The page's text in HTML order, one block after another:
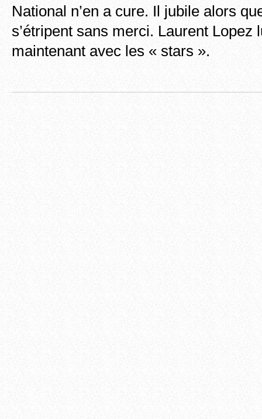
National n’en a cure. Il jubile alors
s’étripent sans merci. Laurent Lopez
maintenant avec les « stars ».